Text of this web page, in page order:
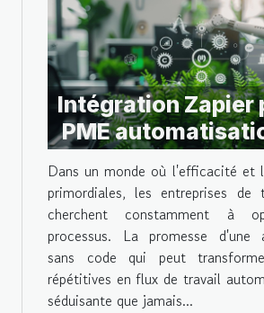
Intégration Zapier
PME
code pour
Dans un monde où l'efficacité et
primordiales, les entreprises de
cherchent constamment à
processus. La promesse d'une
sans code qui peut
répétitives en flux de travail
séduisante que jamais...